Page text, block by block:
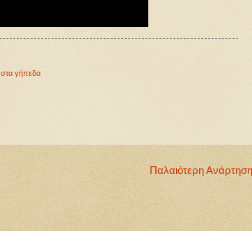
στα γήπεδα
Παλαιότερη Ανάρτηση